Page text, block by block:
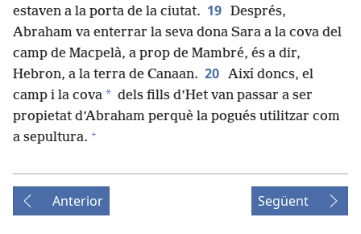
estaven a la porta de la ciutat. 19 Després,
Abraham va enterrar la seva dona Sara a la cova del
camp de Macpelà, a prop de Mambré, és a dir,
Hebron, a la terra de Canaan. 20 Així doncs, el
camp i la cova * dels fills d’Het van passar a ser
propietat d’Abraham perquè la pogués utilitzar com
a sepultura. +
Anterior Següent